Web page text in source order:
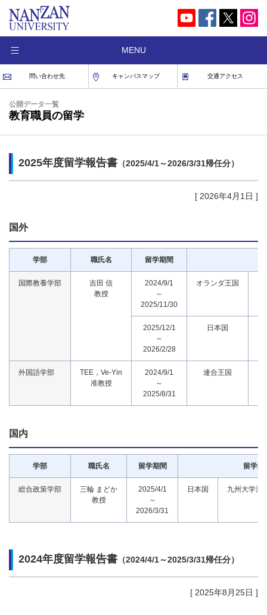
MENU
問い合わせ先 キャンパスマップ 交通アクセス
公開データ一覧
教育職員の留学
2025年度留学報告書 （2025/4/1～2026/3/31帰任分）
[ 2026年4月1日 ]
国外
学部 職氏名 留学期間
国際教養学部
吉田 信
教授
2024/9/1
～
2025/11/30
オランダ王国
2025/12/1
～
2026/2/28
日本国
外国語学部
TEE，Ve-Yin
准教授
2024/9/1
～
2025/8/31
連合王国
国内
学部 職氏名 留学期間 留学先
総合政策学部
三輪 まどか
教授
2025/4/1
～
2026/3/31
日本国 九州大学法
2024年度留学報告書 （2024/4/1～2025/3/31帰任分）
[ 2025年8月25日 ]